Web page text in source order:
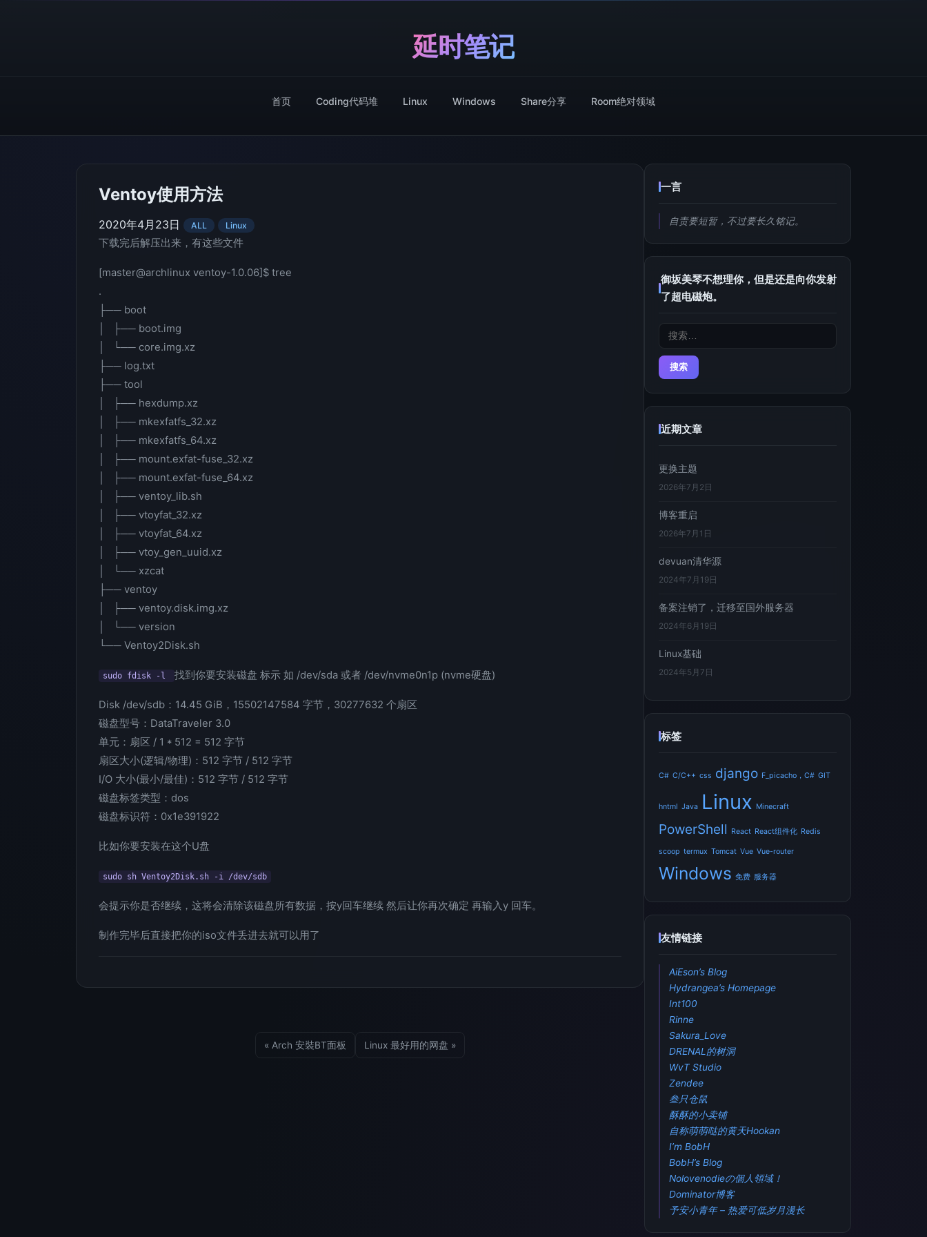
延时笔记
首页 Coding代码堆 Linux Windows Share分享 Room绝对领域
Ventoy使用方法
2020年4月23日 ALL Linux
下载完后解压出来，有这些文件
[master@archlinux ventoy-1.0.06]$ tree
.
├── boot
│ ├── boot.img
│ └── core.img.xz
├── log.txt
├── tool
│ ├── hexdump.xz
│ ├── mkexfatfs_32.xz
│ ├── mkexfatfs_64.xz
│ ├── mount.exfat-fuse_32.xz
│ ├── mount.exfat-fuse_64.xz
│ ├── ventoy_lib.sh
│ ├── vtoyfat_32.xz
│ ├── vtoyfat_64.xz
│ ├── vtoy_gen_uuid.xz
│ └── xzcat
├── ventoy
│ ├── ventoy.disk.img.xz
│ └── version
└── Ventoy2Disk.sh
sudo fdisk -l 找到你要安装磁盘 标示 如 /dev/sda 或者 /dev/nvme0n1p (nvme硬盘)
Disk /dev/sdb：14.45 GiB，15502147584 字节，30277632 个扇区
磁盘型号：DataTraveler 3.0
单元：扇区 / 1 * 512 = 512 字节
扇区大小(逻辑/物理)：512 字节 / 512 字节
I/O 大小(最小/最佳)：512 字节 / 512 字节
磁盘标签类型：dos
磁盘标识符：0x1e391922
比如你要安装在这个U盘
sudo sh Ventoy2Disk.sh -i /dev/sdb
会提示你是否继续，这将会清除该磁盘所有数据，按y回车继续 然后让你再次确定 再输入y 回车。
制作完毕后直接把你的iso文件丢进去就可以用了
« Arch 安裝BT面板 Linux 最好用的网盘 »
一言
自责要短暂，不过要长久铭记。
御坂美琴不想理你，但是还是向你发射
了超电磁炮。
搜
近期文章
更换主题
2026年7月2日
博客重启
2026年7月1日
devuan清华源
2024年7月19日
备案注销了，迁移至国外服务器
2024年6月19日
Linux基础
2024年5月7日
标签
C# C/C++ css django F_picacho，C# GIT
hntml Java Linux Minecraft
PowerShell React React组件化 Redis
scoop termux Tomcat Vue Vue-router
Windows 免费 服务器
友情链接
AiEson’s Blog
Hydrangea’s Homepage
Int100
Rinne
Sakura_Love
DRENAL的树洞
WvT Studio
Zendee
叁只仓鼠
酥酥的小卖铺
自称萌萌哒的黄天Hookan
I’m BobH
BobH’s Blog
Nolovenodieの個人領域！
Dominator博客
予安小青年 – 热爱可低岁月漫长